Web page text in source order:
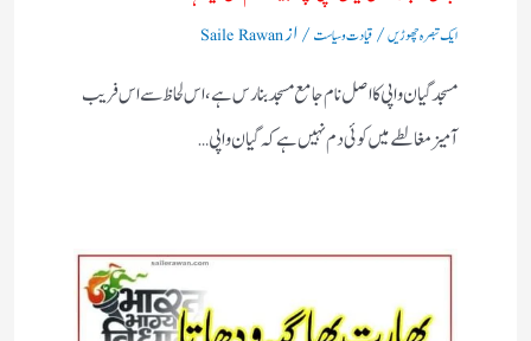
ایک تبصرہ چھوڑیں/ قیادت وسیاست/ ازSaile Rawan
مسجد گیان واپی کا اصل نام جامع مسجد بنارس ہے، اس لحاظ سے اس فریب
آمیز مغالطے میں کوئی دم نہیں ہے کہ گیان واپی…